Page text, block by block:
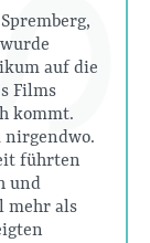
auf die
Films
kommt.
nirgendwo.
führten
und
mehr als